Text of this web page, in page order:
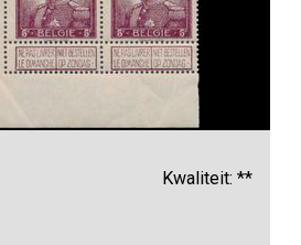
Kwaliteit: **